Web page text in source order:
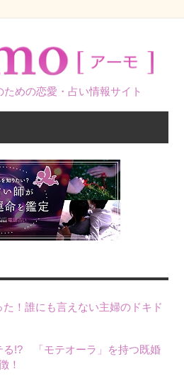
めの恋愛・占い情報サイト
！誰にも言えない主婦のドキド
る!? 「モテオーラ」を持つ既婚
！